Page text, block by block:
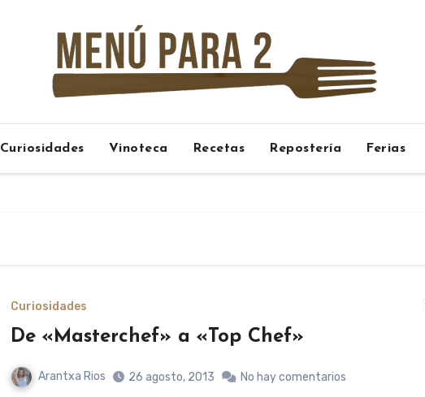
Curiosidades Vinoteca Recetas Repostería Ferias
Curiosidades
De «Masterchef» a «Top Chef»
Arantxa Rios 26 agosto, 2013 No hay comentarios